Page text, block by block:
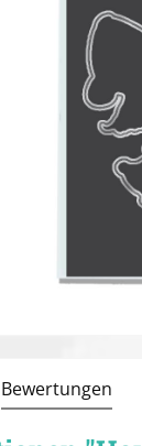
Bewertungen